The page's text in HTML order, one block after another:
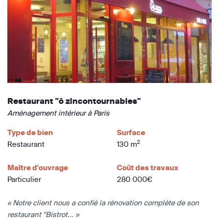
Restaurant "ô zincontournables"
Aménagement intérieur à Paris
Type de bien
Restaurant
Surface
130 m2
Maître d'ouvrage
Particulier
Coût des travaux
280 000€
« Notre client nous a confié la rénovation complète de son
restaurant "Bistrot... »